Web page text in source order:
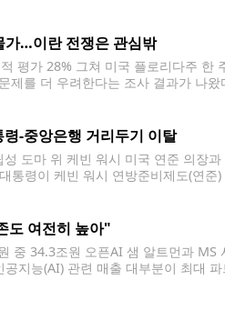
가…이란 전쟁은 관심밖
평가 28% 그쳐 미국 플로리다주 한
제를 더 우려한다는 조사 결과가 나
-중앙은행 거리두기 이탈
도마 위 케빈 워시 미국 연준 의장
통령이 케빈 워시 연방준비제도(연
도 여전히 높아"
중 34.3조원 오픈AI 샘 알트먼과 MS
지능(AI) 관련 매출 대부분이 최대